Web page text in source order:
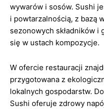
wywarów i sosów. Sushi
i powtarzalnością, z bazą
sezonowych składników i
się w ustach kompozycje.
W ofercie restauracji
przygotowana z
lokalnych gospodarstw.
Sushi oferuje zdrowy